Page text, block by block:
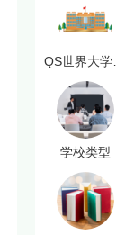
学校类型